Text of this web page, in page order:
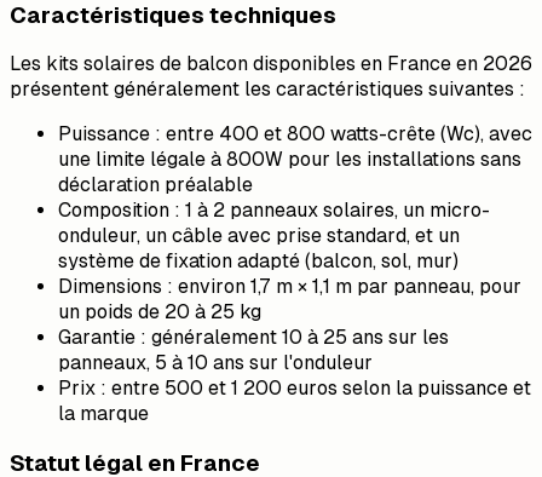
Caractéristiques techniques
Les kits solaires de balcon disponibles en France en 2026
présentent généralement les caractéristiques suivantes :
Puissance : entre 400 et 800 watts-crête (Wc), avec
une limite légale à 800W pour les installations sans
déclaration préalable
Composition : 1 à 2 panneaux solaires, un micro-
onduleur, un câble avec prise standard, et un
système de fixation adapté (balcon, sol, mur)
Dimensions : environ 1,7 m × 1,1 m par panneau, pour
un poids de 20 à 25 kg
Garantie : généralement 10 à 25 ans sur les
panneaux, 5 à 10 ans sur l'onduleur
Prix : entre 500 et 1 200 euros selon la puissance et
la marque
Statut légal en France